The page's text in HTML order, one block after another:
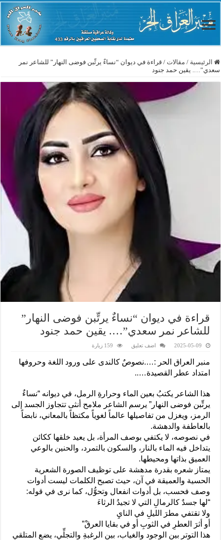
الرئيسية / مقالات / قراءة في ديوان “نساءٌ يرتِّبن فوضى النهار” للشاعر نمر
سعدي”…. يقين حمد جنود
قراءة في ديوان “نساءٌ يرتِّبن فوضى النهار”
للشاعر نمر سعدي”…. يقين حمد جنود
2025-05-09 اضف تعليق 159 زيارة
منبر العراق الحر :….نصوصٌ كالندى على ورود اللغة وحروفها
امتداد عطر القصيدة…..
هذا الشاعر يكتبُ بعين الماء وحرارةِ الرمل، في ديوانه “نساءٌ
يرتِّبن فوضى النهار” يرسم الشاعر ملامح أنثى تتجاوز الجسد إلى
الرمز، ويغزل من تفاصيلها عالماً لغوياً مكتظاً بالمعاني، نابضاً
بالعاطفة والدهشة.
في نصوصه، لا يكتفي بوصف المرأة، بل يعيد خلقها ككائن
يتداخل فيه الماء بالنار، والسكون بالتمرد، والحنين بالوعي
العميق بذاتها ومحيطها.
يمتاز شعره بقدرة مدهشة على توظيف الصورة الشعرية
الحسية والعميقة في آن، حيث تصبح الكلمات ليست أدوات
وصف فحسب، بل أدوات انفعال وتحوُّل، كما نرى في قوله:
“لها جسدٌ كالرمالِ التي لا تجيدُ الرثاءَ
ولا تقتفي مطرَ الليلِ في النايِ
أو أثرَ العطرِ في الثوبِ أو في بقايا العرقْ”
هذا التوتر بين الوجود والغياب، بين الرغبةِ والتجلِّي، يضع المتلقي